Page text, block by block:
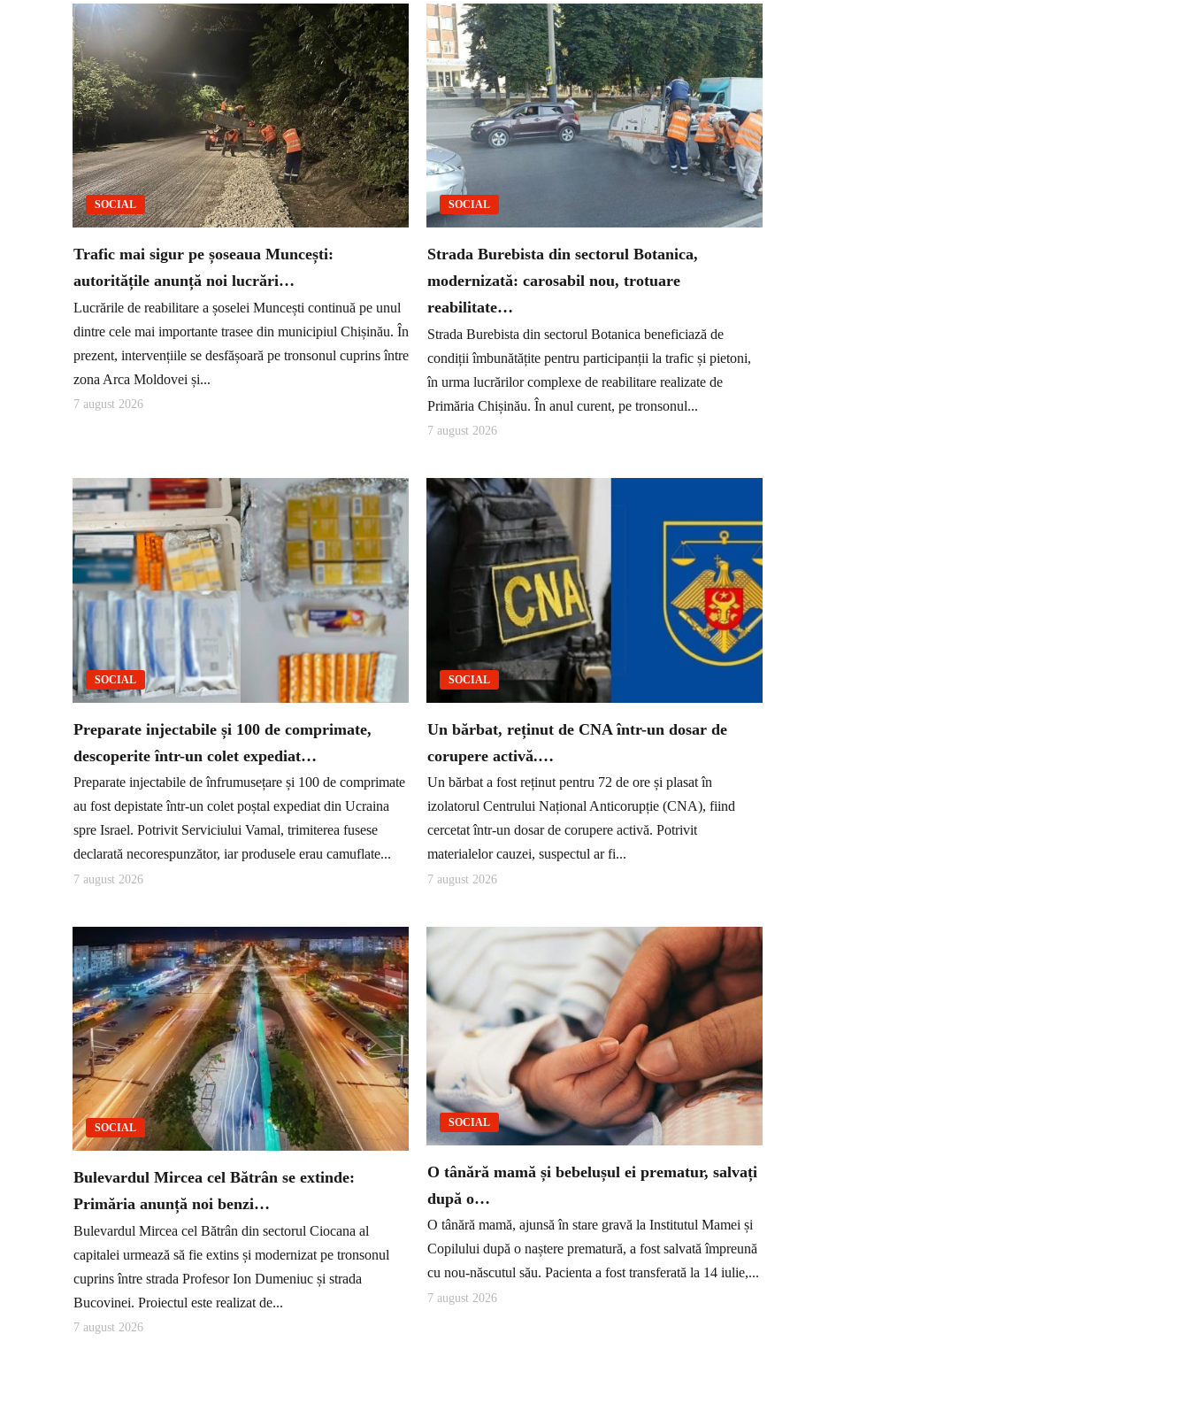
SOCIAL
Trafic mai sigur pe șoseaua Muncești:
autoritățile anunță noi lucrări…
Lucrările de reabilitare a șoselei Muncești continuă pe unul
dintre cele mai importante trasee din municipiul Chișinău. În
prezent, intervențiile se desfășoară pe tronsonul cuprins între
zona Arca Moldovei și...
7 august 2026
SOCIAL
Strada Burebista din sectorul Botanica,
modernizată: carosabil nou, trotuare
reabilitate…
Strada Burebista din sectorul Botanica beneficiază de
condiții îmbunătățite pentru participanții la trafic și pietoni,
în urma lucrărilor complexe de reabilitare realizate de
Primăria Chișinău. În anul curent, pe tronsonul...
7 august 2026
SOCIAL
Preparate injectabile și 100 de comprimate,
descoperite într-un colet expediat…
Preparate injectabile de înfrumusețare și 100 de comprimate
au fost depistate într-un colet poștal expediat din Ucraina
spre Israel. Potrivit Serviciului Vamal, trimiterea fusese
declarată necorespunzător, iar produsele erau camuflate...
7 august 2026
SOCIAL
Un bărbat, reținut de CNA într-un dosar de
corupere activă.…
Un bărbat a fost reținut pentru 72 de ore și plasat în
izolatorul Centrului Național Anticorupție (CNA), fiind
cercetat într-un dosar de corupere activă. Potrivit
materialelor cauzei, suspectul ar fi...
7 august 2026
SOCIAL
Bulevardul Mircea cel Bătrân se extinde:
Primăria anunță noi benzi…
Bulevardul Mircea cel Bătrân din sectorul Ciocana al
capitalei urmează să fie extins și modernizat pe tronsonul
cuprins între strada Profesor Ion Dumeniuc și strada
Bucovinei. Proiectul este realizat de...
7 august 2026
SOCIAL
O tânără mamă și bebelușul ei prematur, salvați
după o…
O tânără mamă, ajunsă în stare gravă la Institutul Mamei și
Copilului după o naștere prematură, a fost salvată împreună
cu nou-născutul său. Pacienta a fost transferată la 14 iulie,...
7 august 2026